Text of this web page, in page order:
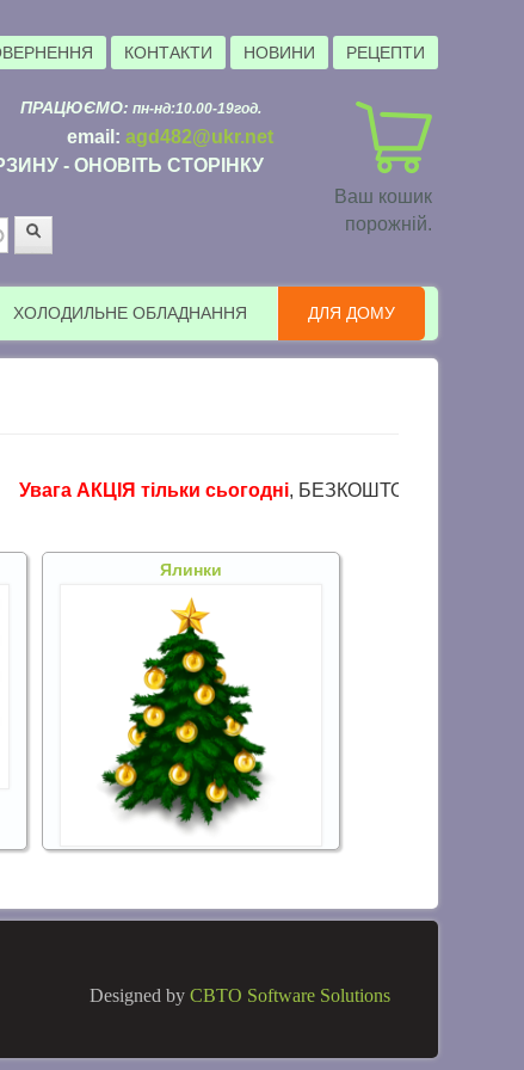
КОНТАКТИ НОВИНИ РЕЦЕПТИ
Ваш кошик
порожній.
ПРАЦЮЄМО: пн-нд:10.00-19год.
email: agd482@ukr.net
- ОНОВІТЬ СТОРІНКУ
ХОЛОДИЛЬНЕ ОБЛАДНАННЯ ДЛЯ ДОМУ
АКЦІЯ тільки сьогодні, БЕЗКОШТОВНА доставка в
Ялинки
Designed by CBTO Software Solutions